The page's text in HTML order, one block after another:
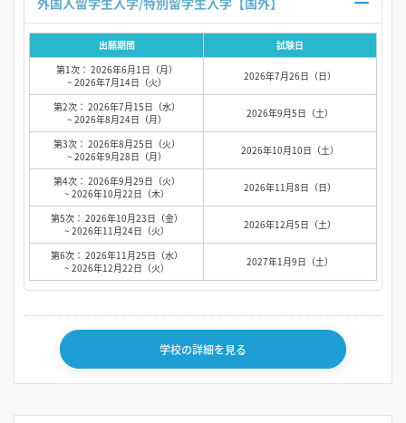
出願期間
試験日
第1次： 2026年6月1日（月）
~ 2026年7月14日（火）
2026年7月26日（日）
第2次： 2026年7月15日（水）
~ 2026年8月24日（月）
2026年9月5日（土）
第3次： 2026年8月25日（火）
~ 2026年9月28日（月）
2026年10月10日（土）
第4次： 2026年9月29日（火）
~ 2026年10月22日（木）
2026年11月8日（日）
第5次： 2026年10月23日（金）
~ 2026年11月24日（火）
2026年12月5日（土）
第6次： 2026年11月25日（水）
~ 2026年12月22日（火）
2027年1月9日（土）
学校の詳細を見る